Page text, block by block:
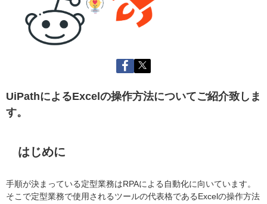
UiPathによるExcelの操作方法についてご紹介致しま
す。
はじめに
手順が決まっている定型業務はRPAによる自動化に向いています。
そこで定型業務で使用されるツールの代表格であるExcelの操作方法